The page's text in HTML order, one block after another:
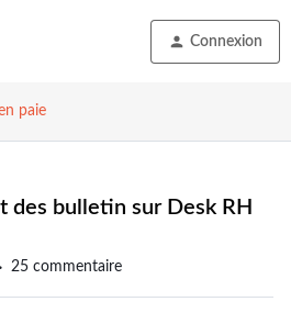
Connexion
paie
des bulletin sur Desk RH
25 commentaire